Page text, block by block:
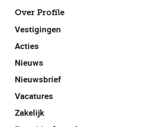
Over Profile
Vestigingen
Acties
Nieuws
Nieuwsbrief
Vacatures
Zakelijk